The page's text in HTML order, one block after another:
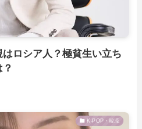
はロシア人？極貧生い立ち
K-POP・韓流